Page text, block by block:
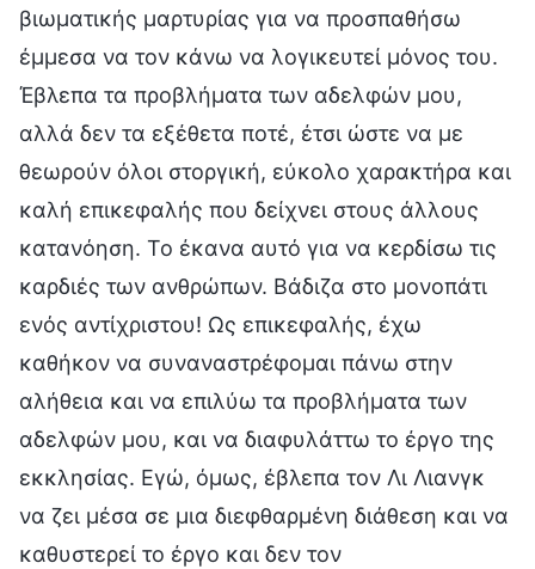
βιωματικής μαρτυρίας για να προσπαθήσω
έμμεσα να τον κάνω να λογικευτεί μόνος του.
Έβλεπα τα προβλήματα των αδελφών μου,
αλλά δεν τα εξέθετα ποτέ, έτσι ώστε να με
θεωρούν όλοι στοργική, εύκολο χαρακτήρα και
καλή επικεφαλής που δείχνει στους άλλους
κατανόηση. Το έκανα αυτό για να κερδίσω τις
καρδιές των ανθρώπων. Βάδιζα στο μονοπάτι
ενός αντίχριστου! Ως επικεφαλής, έχω
καθήκον να συναναστρέφομαι πάνω στην
αλήθεια και να επιλύω τα προβλήματα των
αδελφών μου, και να διαφυλάττω το έργο της
εκκλησίας. Εγώ, όμως, έβλεπα τον Λι Λιανγκ
να ζει μέσα σε μια διεφθαρμένη διάθεση και να
καθυστερεί το έργο και δεν τον